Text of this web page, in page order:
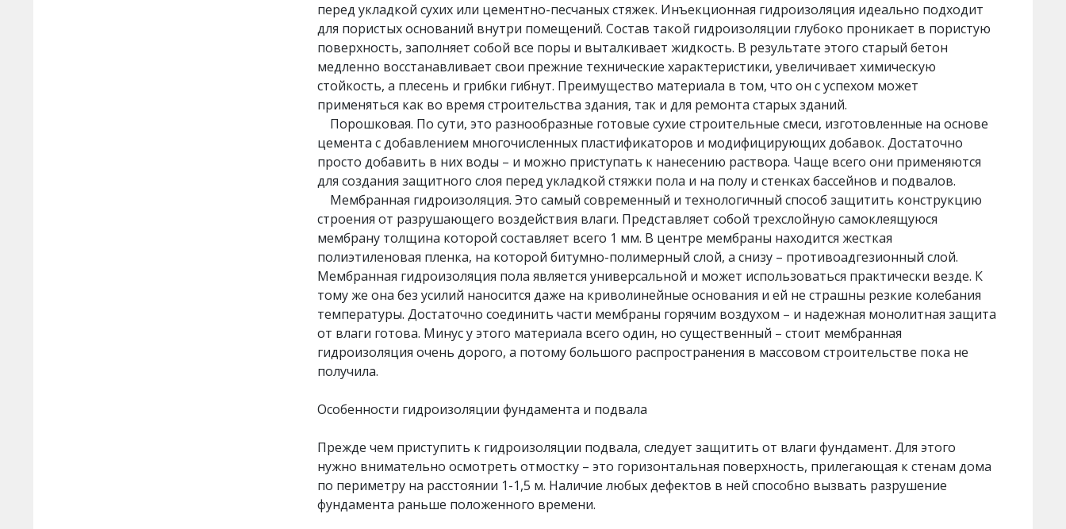
перед укладкой сухих или цементно-песчаных стяжек. Инъекционная гидроизоляция идеально подходит
для пористых оснований внутри помещений. Состав такой гидроизоляции глубоко проникает в пористую
поверхность, заполняет собой все поры и выталкивает жидкость. В результате этого старый бетон
медленно восстанавливает свои прежние технические характеристики, увеличивает химическую
стойкость, а плесень и грибки гибнут. Преимущество материала в том, что он с успехом может
применяться как во время строительства здания, так и для ремонта старых зданий.
Порошковая. По сути, это разнообразные готовые сухие строительные смеси, изготовленные на основе
цемента с добавлением многочисленных пластификаторов и модифицирующих добавок. Достаточно
просто добавить в них воды – и можно приступать к нанесению раствора. Чаще всего они применяются
для создания защитного слоя перед укладкой стяжки пола и на полу и стенках бассейнов и подвалов.
Мембранная гидроизоляция. Это самый современный и технологичный способ защитить конструкцию
строения от разрушающего воздействия влаги. Представляет собой трехслойную самоклеящуюся
мембрану толщина которой составляет всего 1 мм. В центре мембраны находится жесткая
полиэтиленовая пленка, на которой битумно-полимерный слой, а снизу – противоадгезионный слой.
Мембранная гидроизоляция пола является универсальной и может использоваться практически везде. К
тому же она без усилий наносится даже на криволинейные основания и ей не страшны резкие колебания
температуры. Достаточно соединить части мембраны горячим воздухом – и надежная монолитная защита
от влаги готова. Минус у этого материала всего один, но существенный – стоит мембранная
гидроизоляция очень дорого, а потому большого распространения в массовом строительстве пока не
получила.
Особенности гидроизоляции фундамента и подвала
Прежде чем приступить к гидроизоляции подвала, следует защитить от влаги фундамент. Для этого
нужно внимательно осмотреть отмостку – это горизонтальная поверхность, прилегающая к стенам дома
по периметру на расстоянии 1-1,5 м. Наличие любых дефектов в ней способно вызвать разрушение
фундамента раньше положенного времени.